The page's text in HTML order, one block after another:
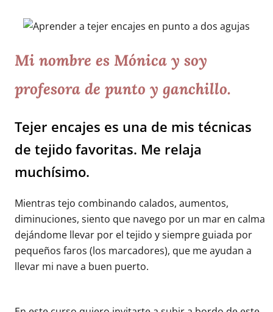
Mi nombre es Mónica y soy
profesora de punto y ganchillo.
Tejer encajes es una de mis técnicas
de tejido favoritas. Me relaja
muchísimo.
Mientras tejo combinando calados, aumentos,
diminuciones, siento que navego por un mar en calma
dejándome llevar por el tejido y siempre guiada por
pequeños faros (los marcadores), que me ayudan a
llevar mi nave a buen puerto.